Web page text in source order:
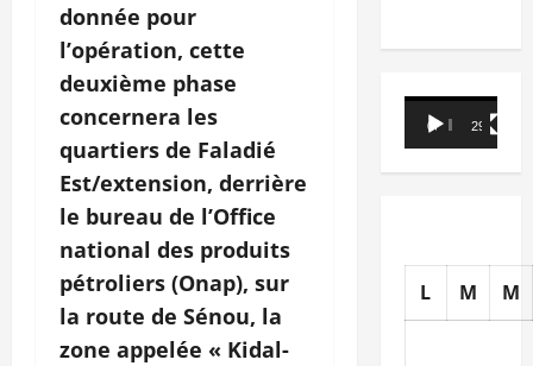
donnée pour
l’opération, cette
deuxième phase
concernera les
quartiers de Faladié
Est/extension, derrière
le bureau de l’Office
national des produits
pétroliers (Onap), sur
la route de Sénou, la
zone appelée « Kidal-
Lecteur
vidéo
00:00 29:21
L M M